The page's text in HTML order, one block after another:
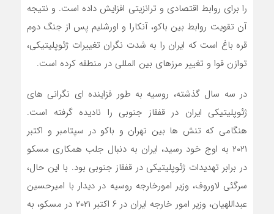
را برای روابط اقتصادی و ترانزیتی افزایش داده است. و نتیجه
آن تقویت روابط بین باکو، آنکارا و اورشلیم پس از جنگ دوم
قره باغ است که ایران را به شدت نگران تغییرات ژئوپلیتیکی،
توازن قوا و تغییر مرزهای بین المللی در منطقه کرده است.
در سه سال گذشته، روسیه به طور فزاینده ای نگرانی های
ژئوپلیتیکی ایران در قفقاز جنوبی را نادیده گرفته است.
هنگامی که تنش ها بین تهران و باکو در سپتامبر و اکتبر
۲۰۲۱ به اوج خود رسید، ایران به دنبال جلب همکاری مسکو
در برابر تهدیدات ژئوپلیتیکی در قفقاز جنوبی بود. با این حال،
سرگئی لاوروف، وزیر امورخارجه روسیه در دیدار با امیرحسین
عبداللهیان، وزیر امور خارجه ایران در ۶ اکتبر ۲۰۲۱ در مسکو، به